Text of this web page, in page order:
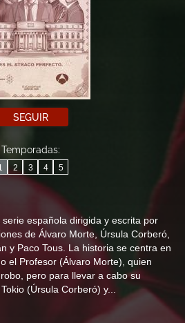
SEGUIR
Temporadas:
2 3 4 5
española dirigida y escrita por
de Álvaro Morte, Úrsula Corberó,
y Paco Tous. La historia se centra en
el Profesor (Álvaro Morte), quien
pero para llevar a cabo su
(Úrsula Corberó) y...